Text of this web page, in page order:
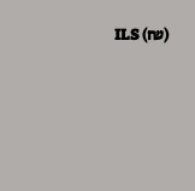
ILS (₪)